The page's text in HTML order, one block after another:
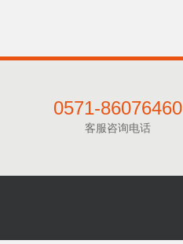
0571-86076460
客服咨询电话